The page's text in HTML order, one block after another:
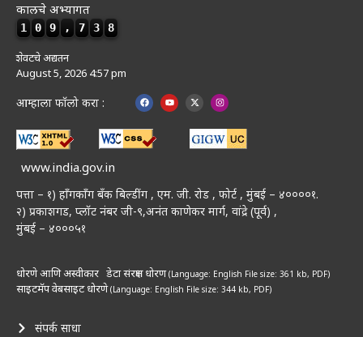
कालचे अभ्यागत
1 0 9 , 7 3 8
शेवटचे अद्यतन
August 5, 2026 4:57 pm
आम्हाला फॉलो करा :
www.india.gov.in
पत्ता – १) हॉंगकॉंग बँक बिल्डींग , एम. जी. रोड , फोर्ट , मुंबई – ४००००१.
२) प्रकाशगड, प्लॉट नंबर जी-९,अनंत काणेकर मार्ग, वांद्रे (पूर्व) ,
मुंबई – ४०००५१
धोरणे आणि अस्वीकार डेटा संरक्षण धोरण(Language: English File size: 361 kb, PDF)
साइटमॅपवेबसाइट धोरणे(Language: English File size: 344 kb, PDF)
संपर्क साधा